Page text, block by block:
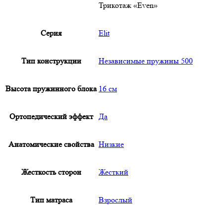
Трикотаж «Even»
Серия Elit
Тип конструкции Независимые пружины 500
Высота пружинного блока 16 см
Ортопедический эффект Да
Анатомические свойства Низкие
Жесткость сторон Жесткий
Тип матраса Взрослый